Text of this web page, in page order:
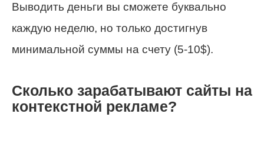
Выводить деньги вы сможете буквально
каждую неделю, но только достигнув
минимальной суммы на счету (5-10$).
Сколько зарабатывают сайты на
контекстной рекламе?